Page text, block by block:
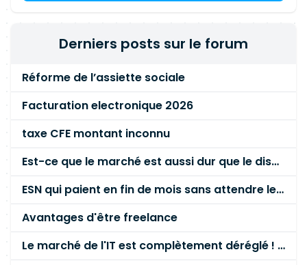
Derniers posts sur le forum
Réforme de l’assiette sociale
Facturation electronique 2026
taxe CFE montant inconnu
Est-ce que le marché est aussi dur que le disent les commerciaux ?
ESN qui paient en fin de mois sans attendre le paiement client ?
Avantages d'être freelance
Le marché de l'IT est complètement déréglé ! STOP à cette mascarade ! Il faut s'unir et résister !